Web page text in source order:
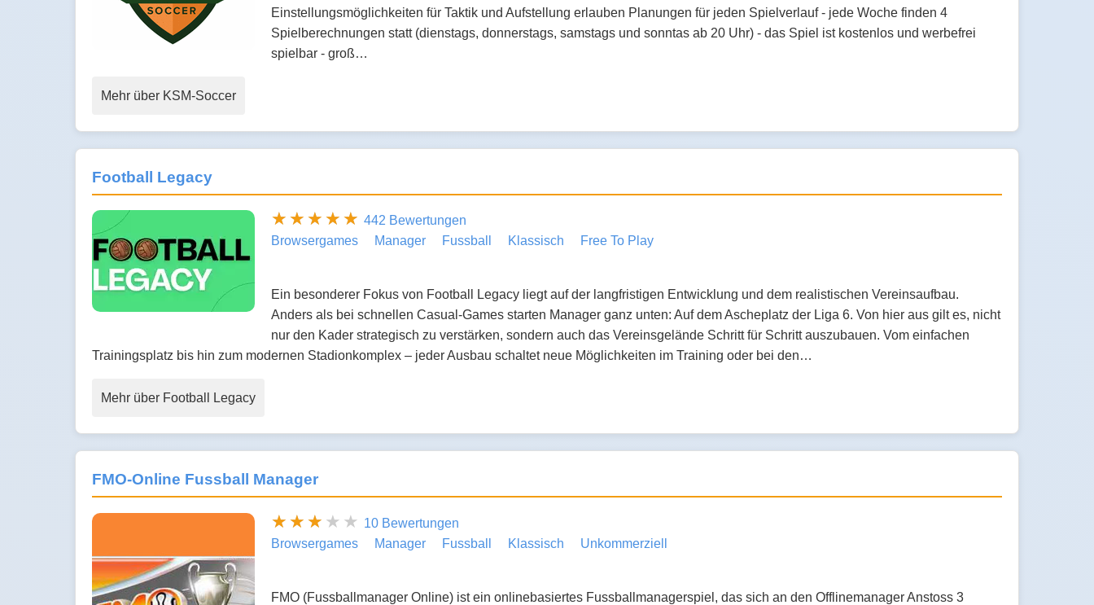
Einstellungsmöglichkeiten für Taktik und Aufstellung erlauben Planungen für jeden Spielverlauf - jede Woche finden 4
Spielberechnungen statt (dienstags, donnerstags, samstags und sonntas ab 20 Uhr) - das Spiel ist kostenlos und werbefrei
spielbar - groß…
Mehr über KSM-Soccer
Football Legacy
442 Bewertungen
Browsergames
Manager Fussball Klassisch Free To Play
Ein besonderer Fokus von Football Legacy liegt auf der langfristigen Entwicklung und dem realistischen Vereinsaufbau.
Anders als bei schnellen Casual-Games starten Manager ganz unten: Auf dem Ascheplatz der Liga 6. Von hier aus gilt es, nicht
nur den Kader strategisch zu verstärken, sondern auch das Vereinsgelände Schritt für Schritt auszubauen. Vom einfachen
Trainingsplatz bis hin zum modernen Stadionkomplex – jeder Ausbau schaltet neue Möglichkeiten im Training oder bei den…
Mehr über Football Legacy
FMO-Online Fussball Manager
10 Bewertungen
Browsergames
Manager Fussball Klassisch Unkommerziell
FMO (Fussballmanager Online) ist ein onlinebasiertes Fussballmanagerspiel, das sich an den Offlinemanager Anstoss 3